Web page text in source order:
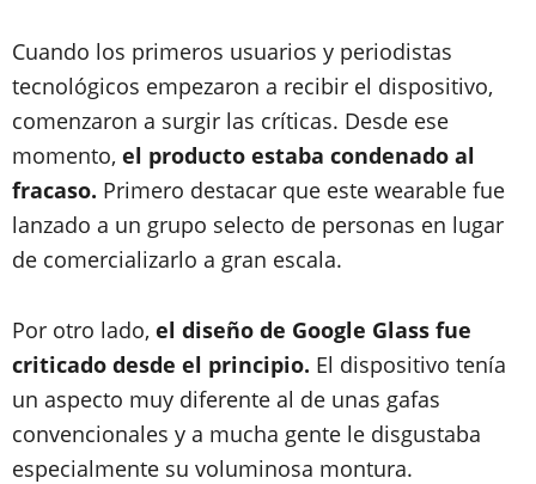
Cuando los primeros usuarios y periodistas
tecnológicos empezaron a recibir el dispositivo,
comenzaron a surgir las críticas. Desde ese
momento, el producto estaba condenado al
fracaso. Primero destacar que este wearable fue
lanzado a un grupo selecto de personas en lugar
de comercializarlo a gran escala.
Por otro lado, el diseño de Google Glass fue
criticado desde el principio. El dispositivo tenía
un aspecto muy diferente al de unas gafas
convencionales y a mucha gente le disgustaba
especialmente su voluminosa montura.